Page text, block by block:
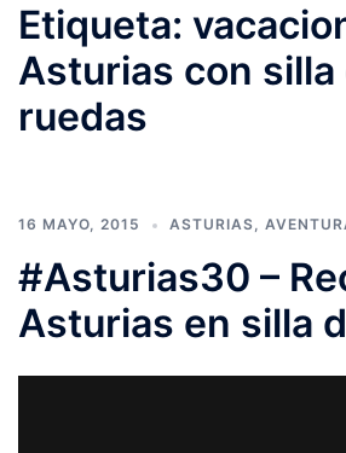
Etiqueta:
Asturias con silla
ruedas
16 MAYO, 2015 ASTURIAS,
#Asturias30 –
Asturias en silla